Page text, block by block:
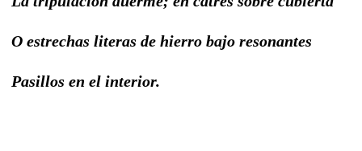
O estrechas literas de hierro bajo resonantes
Pasillos en el interior.